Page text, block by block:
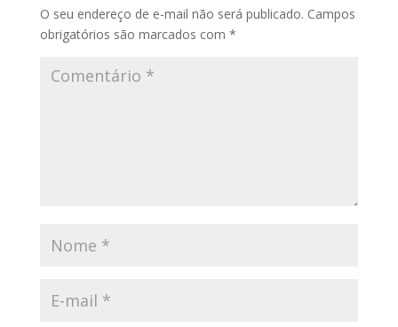
O seu endereço de e-mail não será publicado. Campos
obrigatórios são marcados com *